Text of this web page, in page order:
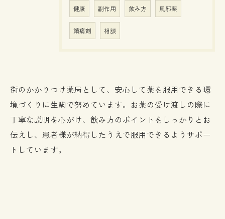
健康 副作用 飲み方 風邪薬
鎮痛剤 相談
街のかかりつけ薬局として、安心して薬を服用できる環
境づくりに生駒で努めています。お薬の受け渡しの際に
丁寧な説明を心がけ、飲み方のポイントをしっかりとお
伝えし、患者様が納得したうえで服用できるようサポー
トしています。